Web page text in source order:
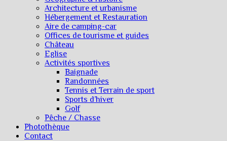
Architecture et urbanisme
Hébergement et Restauration
Aire de camping-car
Offices de tourisme et guides
Château
Eglise
Activités sportives
Baignade
Randonnées
Tennis et Terrain de sport
Sports d’hiver
Golf
Pêche / Chasse
Photothèque
Contact